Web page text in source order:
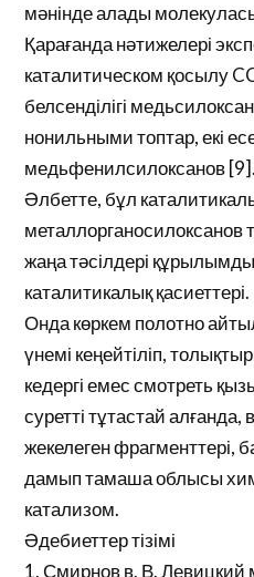
мәнінде алады
Қарағанда нәтижелері
каталитическом қосылу
белсенділігі
нонильными топтар, екі
медьфенилсилоксанов [9].
Әлбетте, бұл
металлорганосилоксанов
жаңа тәсілдері
каталитикалық қасиеттері.
Онда көркем полотно
үнемі кеңейтіліп,
кедергі емес смотреть
суретті тұтастай
жекелеген фрагменттері,
дамып тамаша облысы
катализом.
Әдебиеттер тізімі
1. Смирнов в. В.